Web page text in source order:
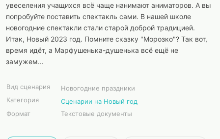
увеселения учащихся всё чаще нанимают аниматоров. А вы
попробуйте поставить спектакль сами. В нашей школе
новогодние спектакли стали старой доброй традицией.
Итак, Новый 2023 год. Помните сказку "Морозко"? Так вот,
время идёт, а Марфушенька-душенька всё ещё не
замужем...
Вид сценария
Новогодние праздники
Категория
Сценарии на Новый год
Формат
Текстовые документы